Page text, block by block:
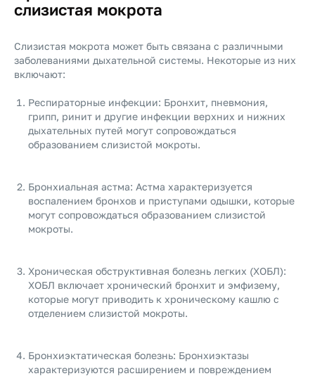
слизистая мокрота
Слизистая мокрота может быть связана с различными
заболеваниями дыхательной системы. Некоторые из них
включают:
Респираторные инфекции: Бронхит, пневмония,
грипп, ринит и другие инфекции верхних и нижних
дыхательных путей могут сопровождаться
образованием слизистой мокроты.
Бронхиальная астма: Астма характеризуется
воспалением бронхов и приступами одышки, которые
могут сопровождаться образованием слизистой
мокроты.
Хроническая обструктивная болезнь легких (ХОБЛ):
ХОБЛ включает хронический бронхит и эмфизему,
которые могут приводить к хроническому кашлю с
отделением слизистой мокроты.
Бронхиэктатическая болезнь: Бронхиэктазы
характеризуются расширением и повреждением